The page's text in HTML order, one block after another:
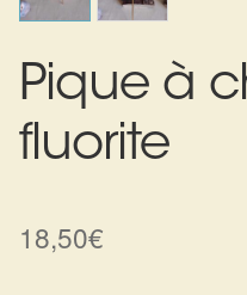
Harmonisation des lieux
Soin beauté
Sels de bain
Pique à
fluorite
18,50€